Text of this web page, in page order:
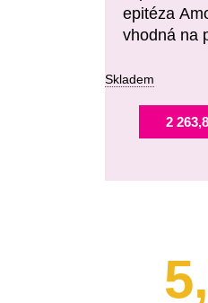
epitéza
vhodná na
Skladem
2